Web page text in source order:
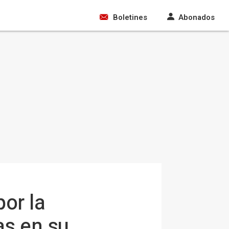
Boletines Abonados
la